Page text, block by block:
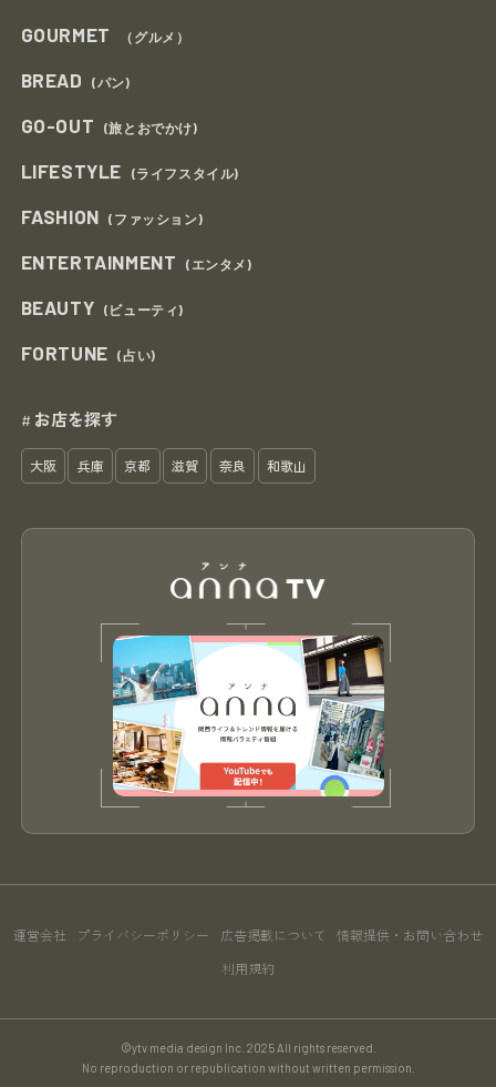
GOURMET （グルメ）
BREAD (パン)
GO-OUT (旅とおでかけ)
LIFESTYLE (ライフスタイル)
FASHION (ファッション)
ENTERTAINMENT (エンタメ)
BEAUTY (ビューティ)
FORTUNE (占い)
# お店を探す
大阪 兵庫 京都 滋賀 奈良 和歌山
運営会社 プライバシーポリシー 広告掲載について 情報提供・お問い合わせ
利用規約
©ytv media design Inc. 2025 All rights reserved.
No reproduction or republication without written permission.